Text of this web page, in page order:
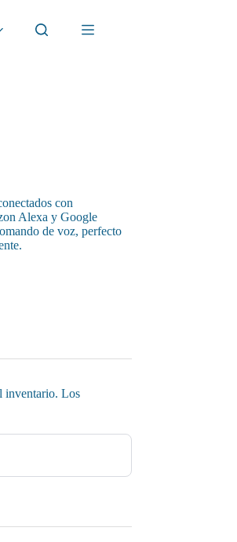
con
Alexa y Google
de voz, perfecto
inventario. Los